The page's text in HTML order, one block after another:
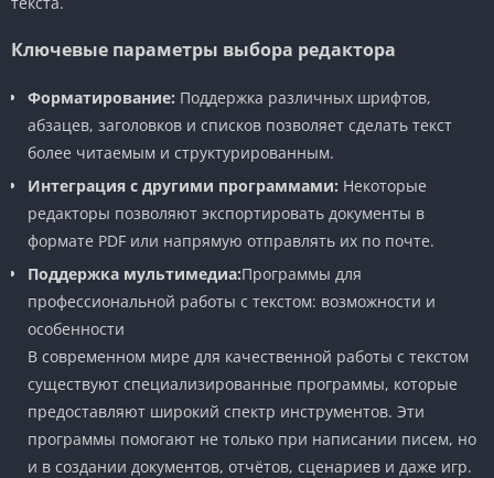
Ключевые параметры выбора редактора
Форматирование: Поддержка различных шрифтов,
абзацев, заголовков и списков позволяет сделать текст
более читаемым и структурированным.
Интеграция с другими программами: Некоторые
редакторы позволяют экспортировать документы в
формате PDF или напрямую отправлять их по почте.
Поддержка мультимедиа:Программы для
профессиональной работы с текстом: возможности и
особенности
В современном мире для качественной работы с текстом
существуют специализированные программы, которые
предоставляют широкий спектр инструментов. Эти
программы помогают не только при написании писем, но
и в создании документов, отчётов, сценариев и даже игр.